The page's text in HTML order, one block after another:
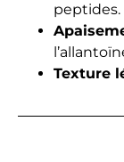
peptides.
Texture